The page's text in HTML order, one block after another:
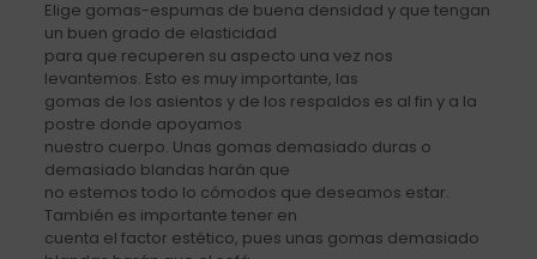
Elige gomas-espumas de buena densidad y que tengan
un buen grado de elasticidad
para que recuperen su aspecto una vez nos
levantemos. Esto es muy importante, las
gomas de los asientos y de los respaldos es al fin y a la
postre donde apoyamos
nuestro cuerpo. Unas gomas demasiado duras o
demasiado blandas harán que
no estemos todo lo cómodos que deseamos estar.
También es importante tener en
cuenta el factor estético, pues unas gomas demasiado